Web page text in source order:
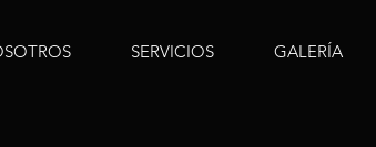
SERVICIOS GALERÍA